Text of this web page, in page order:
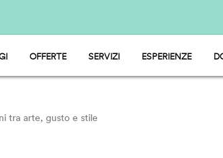
- PIAZZOLE
OFFERTE SERVIZI
RISTORAZIONE, MARKET E
PET FRIENDLY
ESPERIENZE
tra arte, gusto e stile